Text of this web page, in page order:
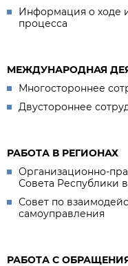
Информация о ходе и
процесса
МЕЖДУНАРОДНАЯ
Многостороннее
Двустороннее
РАБОТА В РЕГИОНАХ
Организационно-
Совета Республики
Совет по
самоуправления
РАБОТА С